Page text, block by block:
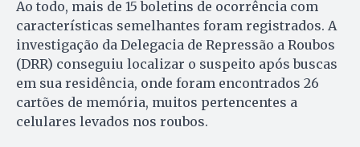
Ao todo, mais de 15 boletins de ocorrência com
características semelhantes foram registrados. A
investigação da Delegacia de Repressão a Roubos
(DRR) conseguiu localizar o suspeito após buscas
em sua residência, onde foram encontrados 26
cartões de memória, muitos pertencentes a
celulares levados nos roubos.